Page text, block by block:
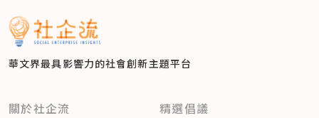
華文界最具影響力的社會創新主題平台
關於社企流 精選倡議